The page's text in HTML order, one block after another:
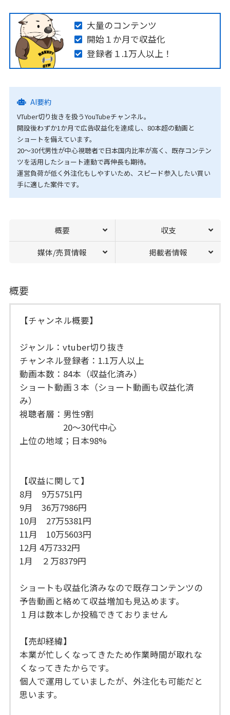
大量のコンテンツ
開始１か月で収益化
登録者１.1万人以上！
AI要約
VTuber切り抜きを扱うYouTubeチャンネル。
開設後わずか1か月で広告収益化を達成し、80本超の動画と
ショートを備えています。
20〜30代男性が中心視聴者で日本国内比率が高く、既存コンテン
ツを活用したショート連動で再伸長も期待。
運営負荷が低く外注化もしやすいため、スピード参入したい買い
手に適した案件です。
概要 収支
媒体/売買情報 掲載者情報
概要
【チャンネル概要】
ジャンル：vtuber切り抜き
チャンネル登録者：1.1万人以上
動画本数：84本（収益化済み）
ショート動画３本（ショート動画も収益化済
み）
視聴者層：男性9割
20〜30代中心
上位の地域；日本98%
【収益に関して】
8月 9万5751円
9月 36万7986円
10月 27万5381円
11月 10万5603円
12月 4万7332円
1月 ２万8379円
ショートも収益化済みなので既存コンテンツの
予告動画と絡めて収益増加も見込めます。
１月は数本しか投稿できておりません
【売却経緯】
本業が忙しくなってきたため作業時間が取れな
くなってきたからです。
個人で運用していましたが、外注化も可能だと
思います。